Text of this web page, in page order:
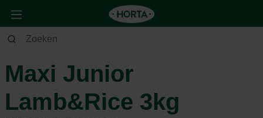
Dier Hond
Maxi Junior
Lamb&Rice 3kg